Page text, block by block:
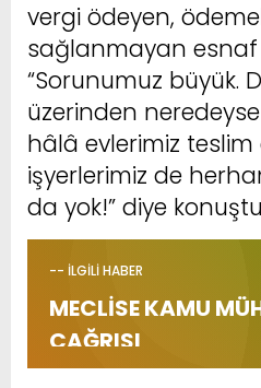
vergi ödeyen,
sağlanmayan
“Sorunumuz büyük.
üzerinden
hâlâ evlerimiz teslim
işyerlerimiz de
da yok!” diye
-- İLGİLİ HABER
MECLİSE KAMU
ÇAĞRISI